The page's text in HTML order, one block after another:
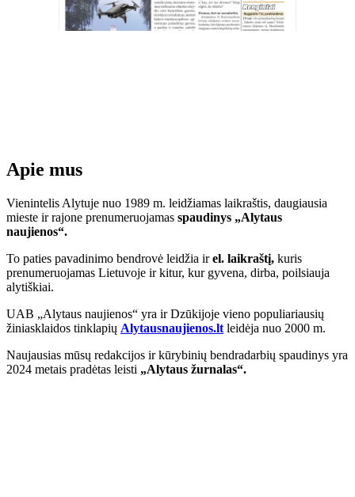
Apie mus
Vienintelis Alytuje nuo 1989 m. leidžiamas laikraštis, daugiausia
mieste ir rajone prenumeruojamas spaudinys „Alytaus
naujienos“.
To paties pavadinimo bendrovė leidžia irel. laikraštį, kuris
prenumeruojamas Lietuvoje ir kitur, kur gyvena, dirba, poilsiauja
alytiškiai.
UAB „Alytaus naujienos“ yra ir Dzūkijoje vieno populiariausių
žiniasklaidos tinklapių Alytausnaujienos.lt leidėja nuo 2000 m.
Naujausias mūsų redakcijos ir kūrybinių bendradarbių spaudinys yra
2024 metais pradėtas leisti „Alytaus žurnalas“.